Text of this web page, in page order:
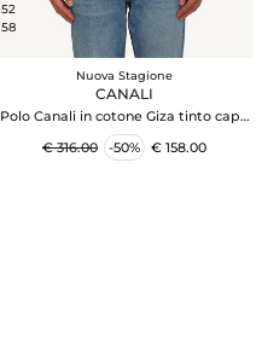
52
58
Nuova Stagione
CANALI
Polo Canali in cotone Giza tinto capo
acquamarina
€ 316.00
-50% € 158.00